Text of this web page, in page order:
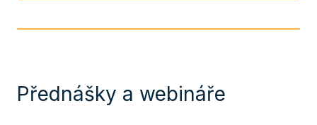
Přednášky a webináře